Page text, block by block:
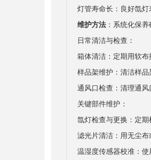
灯管寿命长：良好氙
维护方法：系统化保
日常清洁与检查：
箱体清洁：定期用软
样品架维护：清洁样
通风口检查：清理通
关键部件维护：
氙灯检查与更换：定
滤光片清洁：用无尘
温湿度传感器校准：